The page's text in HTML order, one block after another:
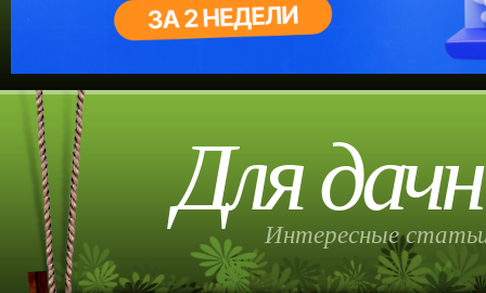
Для
Интересные